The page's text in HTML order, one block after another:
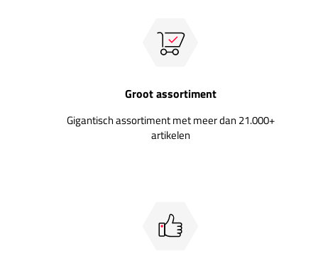
Groot assortiment
Gigantisch assortiment met meer dan 21.000+
artikelen